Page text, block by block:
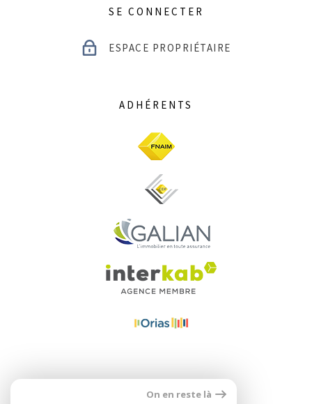
SE CONNECTER
ESPACE PROPRIÉTAIRE
ADHÉRENTS
On en reste là